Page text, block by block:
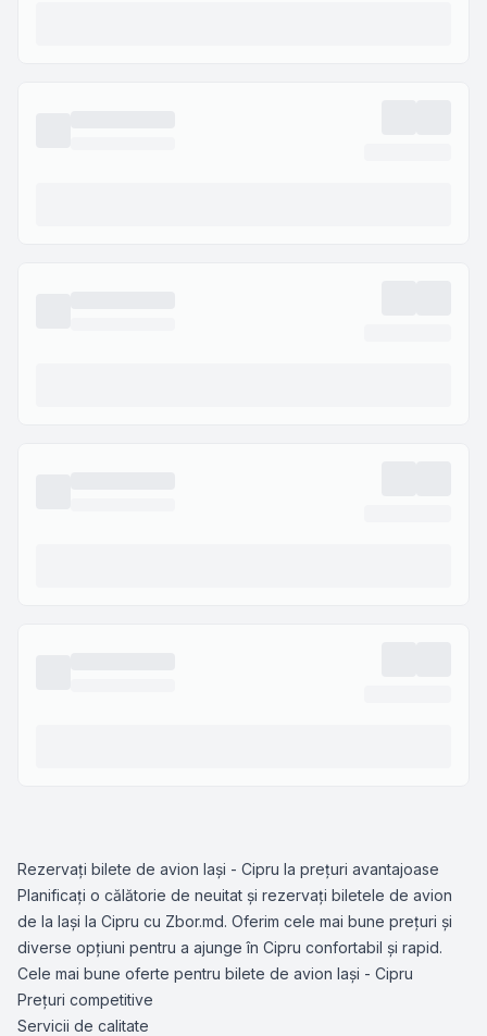
Rezervați bilete de avion Iași - Cipru la prețuri avantajoase
Planificați o călătorie de neuitat și rezervați biletele de avion
de la Iași la Cipru cu Zbor.md. Oferim cele mai bune prețuri și
diverse opțiuni pentru a ajunge în Cipru confortabil și rapid.
Cele mai bune oferte pentru bilete de avion Iași - Cipru
Prețuri competitive
Servicii de calitate